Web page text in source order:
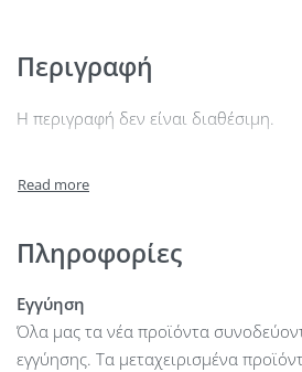
Περιγραφή
Η περιγραφή δεν είναι διαθέσιμη.
Πληροφορίες
Εγγύηση
Όλα μας τα νέα προϊόντα
εγγύησης. Τα μεταχειρισμένα